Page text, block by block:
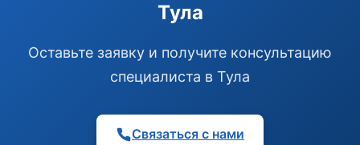
Тула
Оставьте заявку и получите консультацию
специалиста в Тула
Связаться с нами